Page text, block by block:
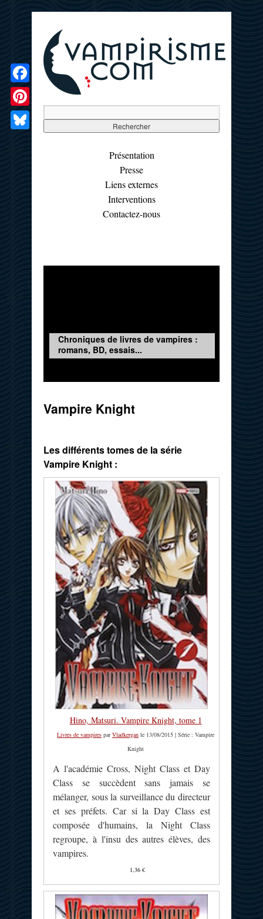
Présentation
Presse
Liens externes
Interventions
Contactez-nous
Chroniques de livres de vampires :
romans, BD, essais...
Vampire Knight
Les différents tomes de la série
Vampire Knight :
Hino, Matsuri. Vampire Knight, tome 1
Livres de vampires parVladkergan le 13/08/2015 | Série : Vampire
Knight
A l'académie Cross, Night Class et Day
Class se succèdent sans jamais se
mélanger, sous la surveillance du directeur
et ses préfets. Car si la Day Class est
composée d'humains, la Night Class
regroupe, à l'insu des autres élèves, des
vampires.
1,36 €
Facebook
Pinterest
Bluesky